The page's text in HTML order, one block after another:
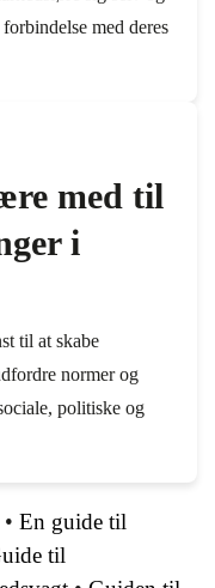
med deres
med til
i
til at skabe
normer og
politiske og
• En guide til
til